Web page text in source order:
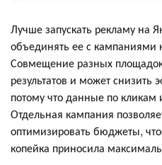
Лучше запускать рекламу на
объединять ее с кампаниями
Совмещение разных площадок
результатов и может снизить
потому что данные по
Отдельная кампания
оптимизировать бюджеты,
копейка приносила